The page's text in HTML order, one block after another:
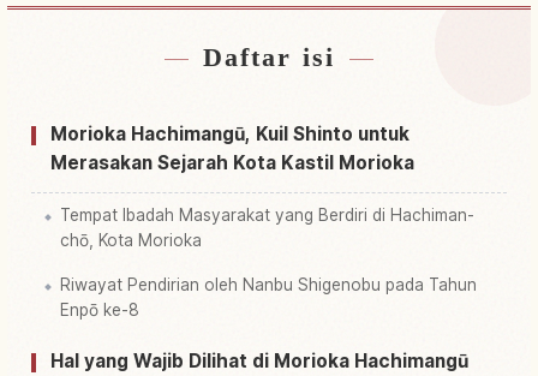
Cari penginapan dekat Morioka Hachimanguu
Cari aktivitas di Morioka Hachimanguu
Daftar isi
Morioka Hachimangū, Kuil Shinto untuk
Merasakan Sejarah Kota Kastil Morioka
Tempat Ibadah Masyarakat yang Berdiri di Hachiman-
chō, Kota Morioka
Riwayat Pendirian oleh Nanbu Shigenobu pada Tahun
Enpō ke-8
Hal yang Wajib Dilihat di Morioka Hachimangū